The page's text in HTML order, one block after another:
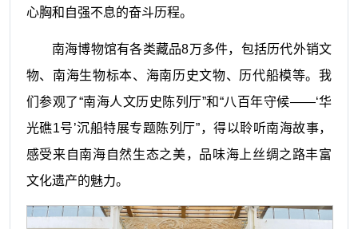
心胸和自强不息的奋斗历程。
南海博物馆有各类藏品8万多件，包括历代外销文
物、南海生物标本、海南历史文物、历代船模等。我
们参观了“南海人文历史陈列厅”和“八百年守候——‘华
光礁1号’沉船特展专题陈列厅”，得以聆听南海故事，
感受来自南海自然生态之美，品味海上丝绸之路丰富
文化遗产的魅力。